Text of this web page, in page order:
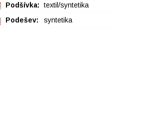
Podšívka:
textil/syntetika
Podešev:
syntetika